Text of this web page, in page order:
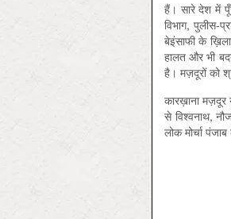
हैं। सारे देश में
विभाग, पुलीस-
बेइंसाफी के
हालत और भी
है। मज़दूरों को
कारख़ाना
से विश्वनाथ,
लोक मोर्चा